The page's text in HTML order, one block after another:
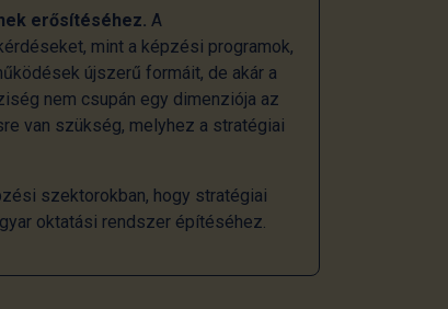
erősítéséhez. A
mint a képzési programok,
újszerű formáit, de akár a
nem csupán egy dimenziója az
van szükség, melyhez a stratégiai
szektorokban, hogy stratégiai
oktatási rendszer építéséhez.